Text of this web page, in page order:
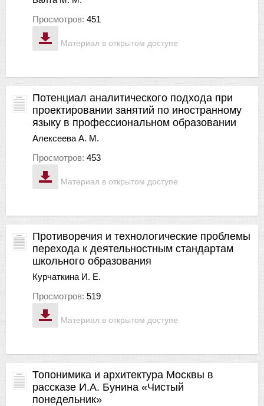
Материал в открытом доступе
Просмотров: 451
Материал в открытом доступе
Потенциал аналитического подхода при
проектировании занятий по иностранному
языку в профессиональном образовании
Алексеева А. М.
Просмотров: 453
Материал в открытом доступе
Противоречия и технологические проблемы
перехода к деятельностным стандартам
школьного образования
Курчаткина И. Е.
Просмотров: 519
Топонимика и архитектура Москвы в
рассказе И.А. Бунина «Чистый
понедельник»